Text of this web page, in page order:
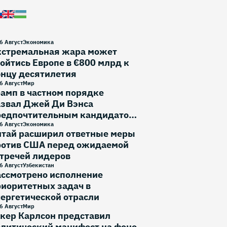
АвгустЭкономика
жара может
Европе в €800 млрд к
десятилетия
АвгустМир
в частном порядке
Джей Ди Вэнса
кандидатом
выборы 2028 года
АвгустЭкономика
расширил ответные меры
США перед ожидаемой
лидеров
АвгустУзбекистан
исполнение
задач в
отрасли
АвгустМир
Карлсон представил